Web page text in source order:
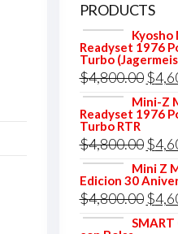
PRODUCTS
Kyosho
Readyset 1976
Turbo
$4,800.00 El
era:
$
Mini-Z
Readyset 1976
Turbo RTR
$4,800.00 El
era:
$
Mini Z
Edicion 30
$4,800.00 El
$